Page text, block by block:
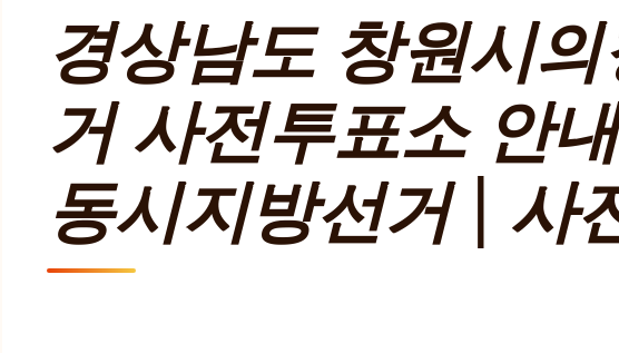
경상남도 창원시
거 사전투표소 안
동시지방선거 | 사